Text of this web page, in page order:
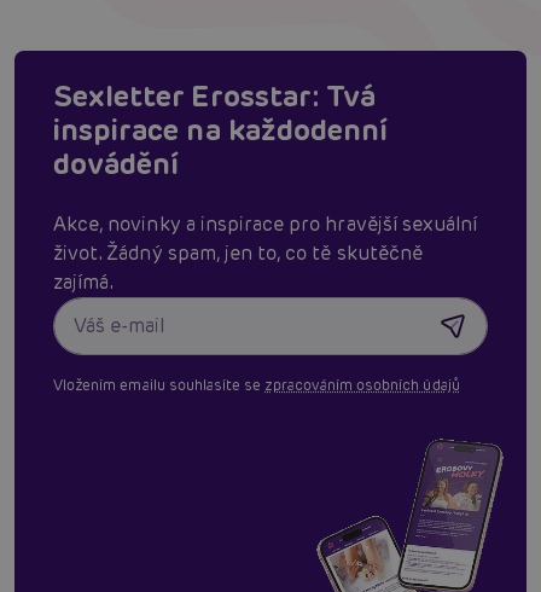
Sexletter Erosstar: Tvá
inspirace na každodenní
dovádění
Akce, novinky a inspirace pro hravější sexuální
život. Žádný spam, jen to, co tě skutěčně
zajímá.
Vložením emailu souhlasíte se zpracováním osobních údajů